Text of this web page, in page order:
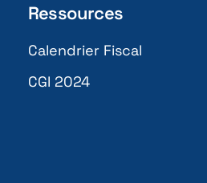
Ressources
Calendrier Fiscal
CGI 2024